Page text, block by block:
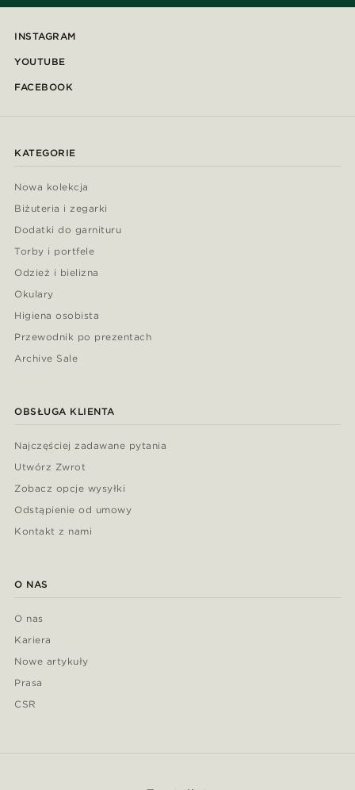
INSTAGRAM
YOUTUBE
FACEBOOK
KATEGORIE
Nowa kolekcja
Biżuteria i zegarki
Dodatki do garnituru
Torby i portfele
Odzież i bielizna
Okulary
Higiena osobista
Przewodnik po prezentach
Archive Sale
OBSŁUGA KLIENTA
Najczęściej zadawane pytania
Utwórz Zwrot
Zobacz opcje wysyłki
Odstąpienie od umowy
Kontakt z nami
O NAS
O nas
Kariera
Nowe artykuły
Prasa
CSR